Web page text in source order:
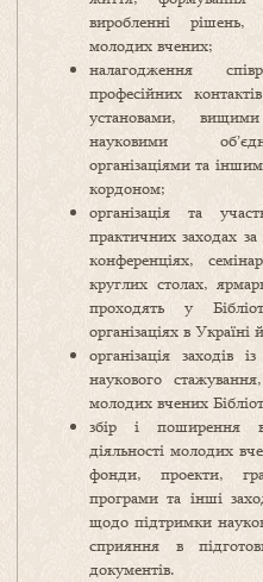
виробленні рішень,
молодих вчених;
налагодження
професійних
установами,
науковими
організаціями та
кордоном;
організація та
практичних заходах
конференціях,
круглих столах,
проходять у
організаціях в
організація заходів
наукового
молодих вчених
збір і поширення
діяльності молодих
фонди, проекти,
програми та інші
щодо підтримки
сприяння в
документів.